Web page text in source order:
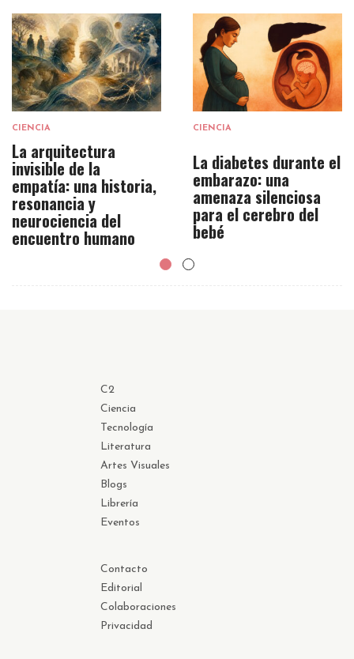
CIENCIA
La arquitectura
invisible de la
empatía: una historia,
resonancia y
neurociencia del
encuentro humano
CIENCIA
La diabetes durante el
embarazo: una
amenaza silenciosa
para el cerebro del
bebé
C2
Ciencia
Tecnología
Literatura
Artes Visuales
Blogs
Librería
Eventos
Contacto
Editorial
Colaboraciones
Privacidad